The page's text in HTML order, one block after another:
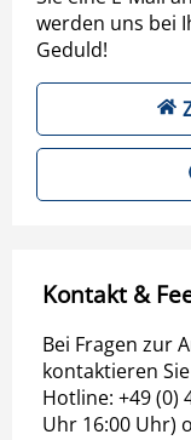
werden uns bei
Geduld!
Kontakt &
Bei Fragen zur
kontaktieren
Hotline: +49 (0)
Uhr 16:00 Uhr)